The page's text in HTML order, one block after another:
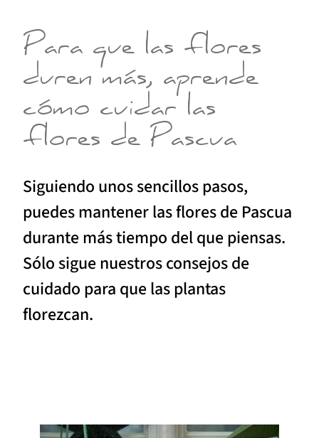
Para que las flores
duren más, aprende
cómo cuidar las
flores de Pascua
Siguiendo unos sencillos pasos,
puedes mantener las flores de Pascua
durante más tiempo del que piensas.
Sólo sigue nuestros consejos de
cuidado para que las plantas
florezcan.